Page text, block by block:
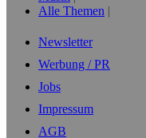
Alle Themen
Newsletter
Werbung / PR
Jobs
Impressum
AGB